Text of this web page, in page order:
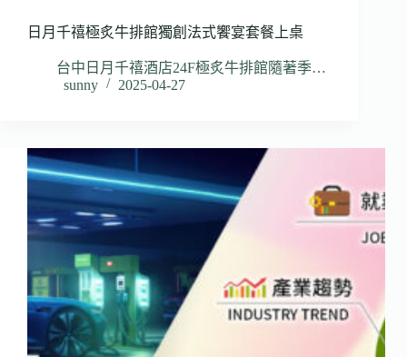
日月千禧極炙牛排館獨創法式饗宴套餐上桌
台中日月千禧酒店24F極炙牛排館隨著季…
sunny
2025-04-27